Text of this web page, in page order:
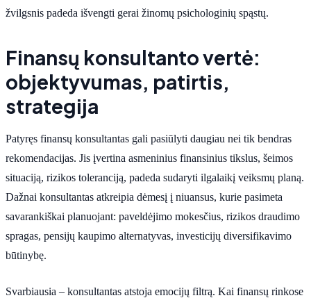
žvilgsnis padeda išvengti gerai žinomų psichologinių spąstų.
Finansų konsultanto vertė:
objektyvumas, patirtis,
strategija
Patyręs finansų konsultantas gali pasiūlyti daugiau nei tik bendras
rekomendacijas. Jis įvertina asmeninius finansinius tikslus, šeimos
situaciją, rizikos toleranciją, padeda sudaryti ilgalaikį veiksmų planą.
Dažnai konsultantas atkreipia dėmesį į niuansus, kurie pasimeta
savarankiškai planuojant: paveldėjimo mokesčius, rizikos draudimo
spragas, pensijų kaupimo alternatyvas, investicijų diversifikavimo
būtinybę.
Svarbiausia – konsultantas atstoja emocijų filtrą. Kai finansų rinkose